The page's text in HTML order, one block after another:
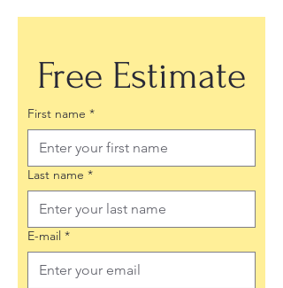
Free Estimate
First name *
Last name *
E-mail *